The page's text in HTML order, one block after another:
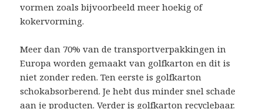
vormen zoals bijvoorbeeld meer hoekig of
kokervorming.
Meer dan 70% van de transportverpakkingen in
Europa worden gemaakt van golfkarton en dit is
niet zonder reden. Ten eerste is golfkarton
schokabsorberend. Je hebt dus minder snel schade
aan je producten. Verder is golfkarton recyclebaar.